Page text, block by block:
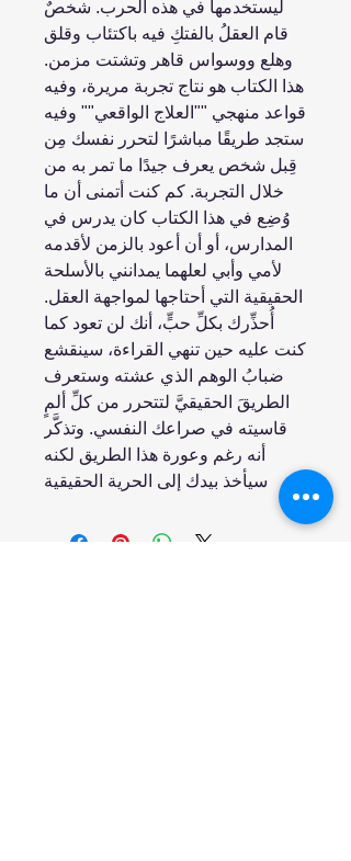
ليستخدمها في هذه الحرب. شخصٌ
قام العقلُ بالفتكِ فيه باكتئاب وقلق
وهلع ووسواس قاهر وتشتت مزمن.
هذا الكتاب هو نتاج تجربة مريرة، وفيه
قواعد منهجي ""العلاج الواقعي"" وفيه
ستجد طريقًا مباشرًا لتحرر نفسك مِن
قِبل شخص يعرف جيدًا ما تمر به من
خلال التجربة. كم كنت أتمنى أن ما
وُضِع في هذا الكتاب كان يدرس في
المدارس، أو أن أعود بالزمن لأقدمه
لأمي وأبي لعلهما يمدانني بالأسلحة
الحقيقية التي أحتاجها لمواجهة العقل.
أُحذِّرك بكلِّ حبٍّ، أنك لن تعود كما
كنت عليه حين تنهي القراءة، سينقشع
ضبابُ الوهم الذي عشته وستعرف
الطريقَ الحقيقيَّ لتتحرر من كلِّ ألمٍ
قاسيته في صراعك النفسي. وتذكَّر
أنه رغم وعورة هذا الطريق لكنه
سيأخذ بيدك إلى الحرية الحقيقية